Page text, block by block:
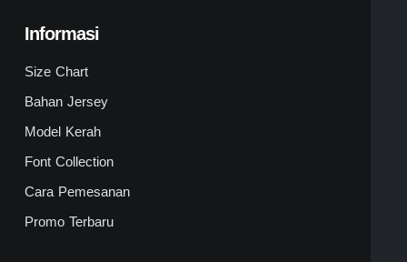
Informasi
Size Chart
Bahan Jersey
Model Kerah
Font Collection
Cara Pemesanan
Promo Terbaru